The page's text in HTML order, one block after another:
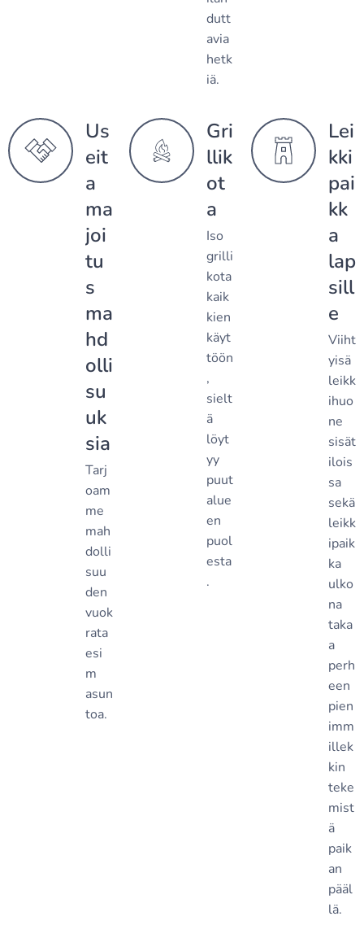
dutt
avia
hetk
iä.
Us
eit
a
ma
joi
tu
s
ma
hd
olli
su
uk
sia
Tarj
oam
me
mah
dolli
suu
den
vuok
rata
esi
m
asun
toa.
Gri
llik
ot
a
Iso
grilli
kota
kaik
kien
käyt
töön
,
sielt
ä
löyt
yy
puut
alue
en
puol
esta
.
Lei
kki
pai
kk
a
lap
sill
e
Viiht
yisä
leikk
ihuo
ne
sisät
ilois
sa
sekä
leikk
ipaik
ka
ulko
na
taka
a
perh
een
pien
imm
illek
kin
teke
mist
ä
paik
an
pääl
lä.